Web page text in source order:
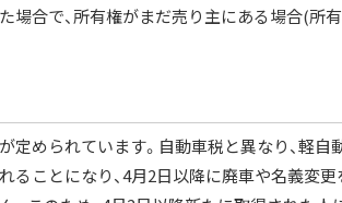
場合で、所有権がまだ売り主にある場合(所
められています。自動車税と異なり、軽自
ることになり、4月2日以降に廃車や名義変